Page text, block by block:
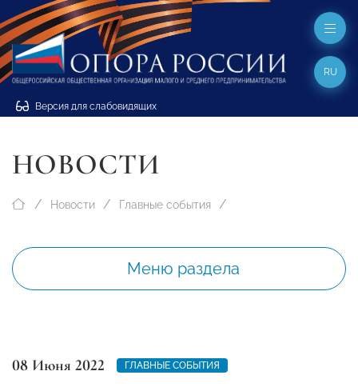
Версия для слабовидящих
RU
НОВОСТИ
Новости Главные события
Меню раздела
08 Июня 2022 ГЛАВНЫЕ СОБЫТИЯ